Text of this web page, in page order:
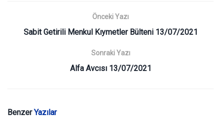
Önceki Yazı
Sabit Getirili Menkul Kıymetler Bülteni 13/07/2021
Sonraki Yazı
Alfa Avcısı 13/07/2021
BenzerYazılar